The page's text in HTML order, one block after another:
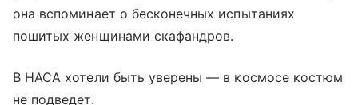
она вспоминает о бесконечных испытаниях
пошитых женщинами скафандров.
В НАСА хотели быть уверены — в космосе костюм
не подведет.